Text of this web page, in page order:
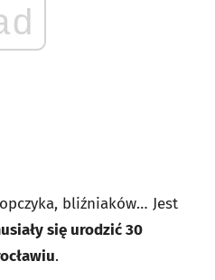
bliźniaków… Jest
się urodzić 30
.